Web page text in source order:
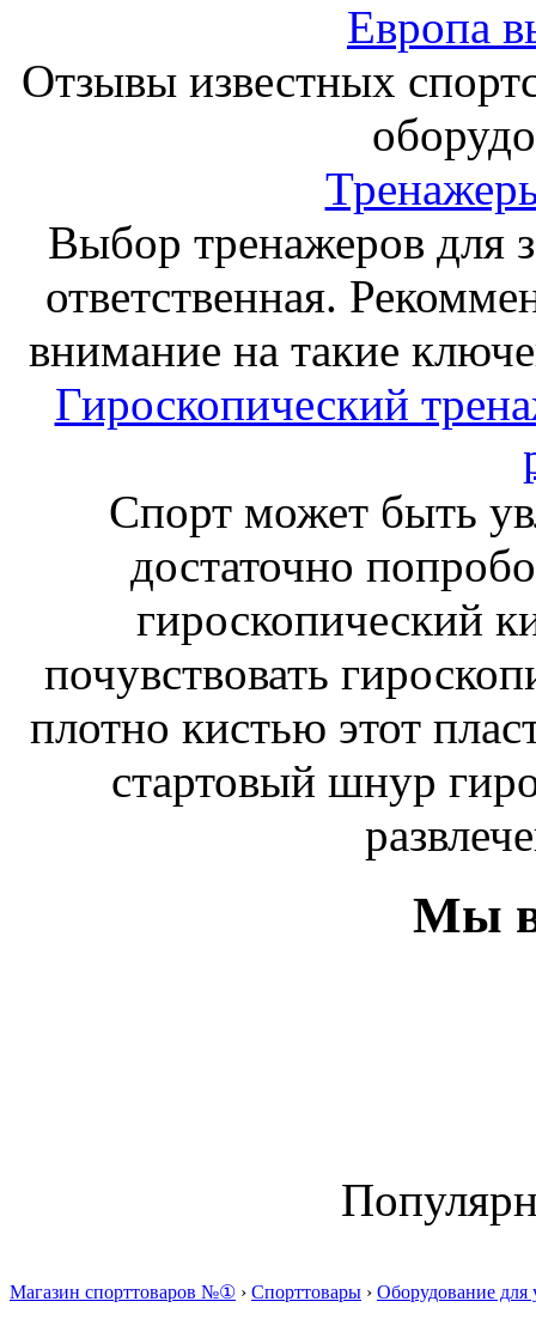
Европа
Отзывы известных
Выбор тренажеров для
ответственная.
внимание на такие
Гироскопический
Спорт может быть
достаточно
гироскопический
почувствовать
плотно кистью этот
стартовый шнур
Мы в
Магазин спорттоваров №① › Спорттовары › Оборудование для